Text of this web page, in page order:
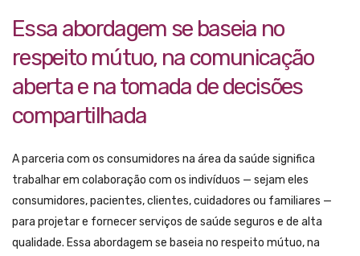
Essa abordagem se baseia no
respeito mútuo, na comunicação
aberta e na tomada de decisões
compartilhada
A parceria com os consumidores na área da saúde significa
trabalhar em colaboração com os indivíduos — sejam eles
consumidores, pacientes, clientes, cuidadores ou familiares —
para projetar e fornecer serviços de saúde seguros e de alta
qualidade. Essa abordagem se baseia no respeito mútuo, na